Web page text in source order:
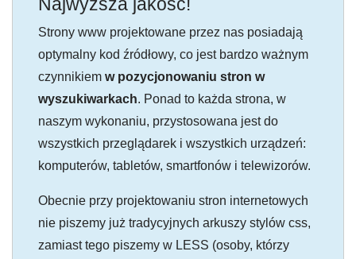
Strony www projektowane przez nas posiadają
optymalny kod źródłowy, co jest bardzo ważnym
czynnikiem w pozycjonowaniu stron w
wyszukiwarkach. Ponad to każda strona, w
naszym wykonaniu, przystosowana jest do
wszystkich przeglądarek i wszystkich urządzeń:
komputerów, tabletów, smartfonów i telewizorów.
Obecnie przy projektowaniu stron internetowych
nie piszemy już tradycyjnych arkuszy stylów css,
zamiast tego piszemy w LESS (osoby, którzy